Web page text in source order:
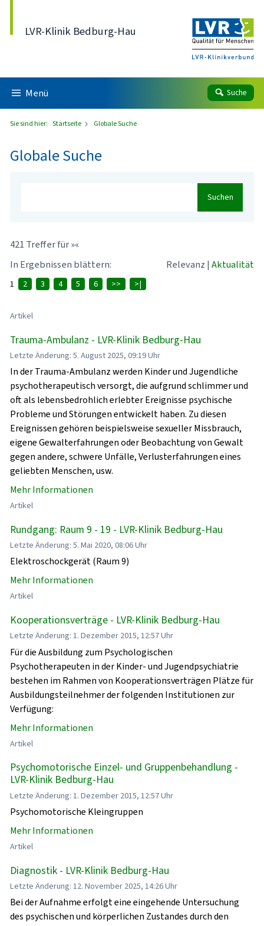
LVR-Klinik Bedburg-Hau
Menü Suche
Sie sind hier: Startseite Globale Suche
Globale Suche
Suchen
421 Treffer für »«
In Ergebnissen blättern:
Relevanz | Aktualität
1 2 3 4 5 6 >> >|
Artikel
Trauma-Ambulanz - LVR-Klinik Bedburg-Hau
Letzte Änderung: 5. August 2025, 09:19 Uhr
In der Trauma-Ambulanz werden Kinder und Jugendliche
psychotherapeutisch versorgt, die aufgrund schlimmer und
oft als lebensbedrohlich erlebter Ereignisse psychische
Probleme und Störungen entwickelt haben. Zu diesen
Ereignissen gehören beispielsweise sexueller Missbrauch,
eigene Gewalterfahrungen oder Beobachtung von Gewalt
gegen andere, schwere Unfälle, Verlusterfahrungen eines
geliebten Menschen, usw.
Mehr Informationen
Artikel
Rundgang: Raum 9 - 19 - LVR-Klinik Bedburg-Hau
Letzte Änderung: 5. Mai 2020, 08:06 Uhr
Elektroschockgerät (Raum 9)
Mehr Informationen
Artikel
Kooperationsverträge - LVR-Klinik Bedburg-Hau
Letzte Änderung: 1. Dezember 2015, 12:57 Uhr
Für die Ausbildung zum Psychologischen
Psychotherapeuten in der Kinder- und Jugendpsychiatrie
bestehen im Rahmen von Kooperationsverträgen Plätze für
Ausbildungsteilnehmer der folgenden Institutionen zur
Verfügung:
Mehr Informationen
Artikel
Psychomotorische Einzel- und Gruppenbehandlung -
LVR-Klinik Bedburg-Hau
Letzte Änderung: 1. Dezember 2015, 12:57 Uhr
Psychomotorische Kleingruppen
Mehr Informationen
Artikel
Diagnostik - LVR-Klinik Bedburg-Hau
Letzte Änderung: 12. November 2025, 14:26 Uhr
Bei der Aufnahme erfolgt eine eingehende Untersuchung
des psychischen und körperlichen Zustandes durch den